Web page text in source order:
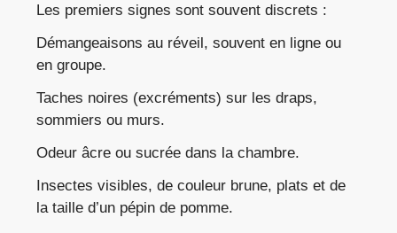
Les premiers signes sont souvent discrets :
Démangeaisons au réveil, souvent en ligne ou
en groupe.
Taches noires (excréments) sur les draps,
sommiers ou murs.
Odeur âcre ou sucrée dans la chambre.
Insectes visibles, de couleur brune, plats et de
la taille d’un pépin de pomme.